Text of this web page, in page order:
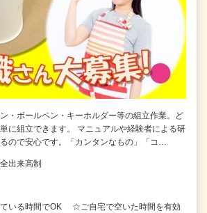
・ボールペン・キーホルダー等の組立作業。ど
に組立できます。 マニュアルや経験者による研
ので安心です。「カンタンなもの」「コ…
出来高制
ている時間でOK ☆ご自宅で空いた時間を有効